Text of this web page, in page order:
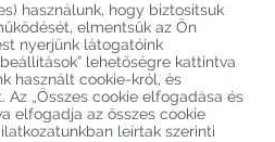
használunk, hogy biztosítsuk
elmentsük az Ön
nyerjünk látogatóink
lehetőségre kattintva
használt cookie-król, és
„Összes cookie elfogadása és
elfogadja az összes cookie
leírtak szerinti
Last updated 09-08-2026
Sint-Oedenrode, the Netherlands
VAT: NL860644923B01